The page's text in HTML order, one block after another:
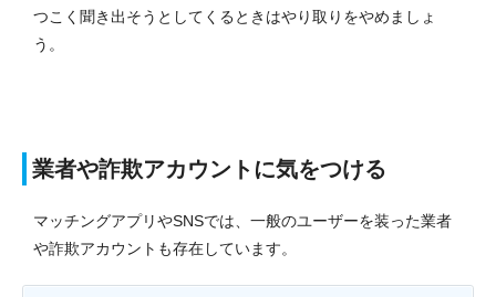
つこく聞き出そうとしてくるときはやり取りをやめましょ
う。
業者や詐欺アカウントに気をつける
マッチングアプリやSNSでは、一般のユーザーを装った業者
や詐欺アカウントも存在しています。